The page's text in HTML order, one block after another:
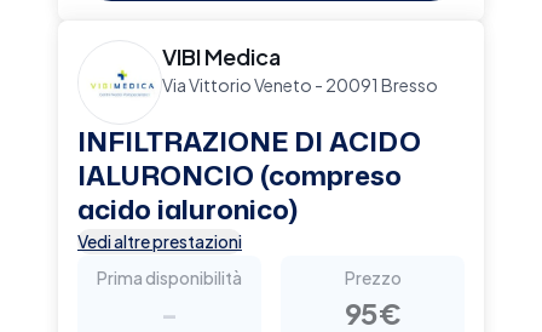
VIBI Medica
Via Vittorio Veneto - 20091 Bresso
INFILTRAZIONE DI ACIDO
IALURONCIO (compreso
acido ialuronico)
Vedi altre prestazioni
Prima disponibilità
-
Prezzo
95€